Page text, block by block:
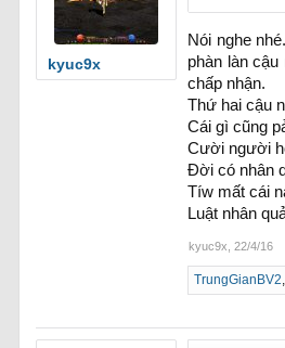
kyuc9x
Nói nghe
phàn làn
chấp nhận.
Thứ hai cậu
Cái gì cũng
Cười người
Đời có nhân
Tíw mất cái
Luật nhân
kyuc9x 22/4/16
TrungGianBV2